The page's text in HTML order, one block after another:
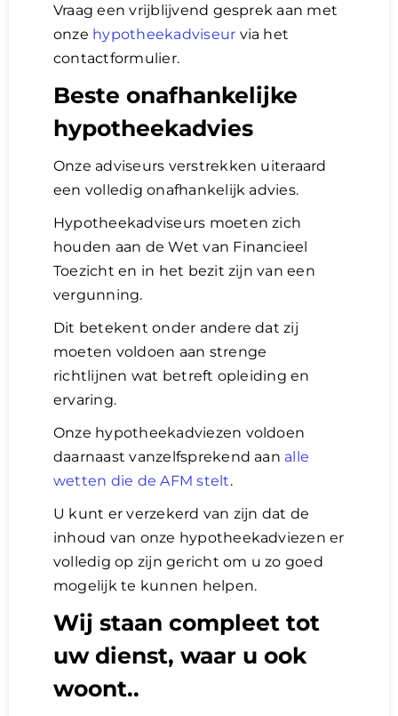
Vraag een vrijblijvend gesprek aan met
onze hypotheekadviseur via het
contactformulier.
Beste onafhankelijke
hypotheekadvies
Onze adviseurs verstrekken uiteraard
een volledig onafhankelijk advies.
Hypotheekadviseurs moeten zich
houden aan de Wet van Financieel
Toezicht en in het bezit zijn van een
vergunning.
Dit betekent onder andere dat zij
moeten voldoen aan strenge
richtlijnen wat betreft opleiding en
ervaring.
Onze hypotheekadviezen voldoen
daarnaast vanzelfsprekend aan alle
wetten die de AFM stelt.
U kunt er verzekerd van zijn dat de
inhoud van onze hypotheekadviezen er
volledig op zijn gericht om u zo goed
mogelijk te kunnen helpen.
Wij staan compleet tot
uw dienst, waar u ook
woont..